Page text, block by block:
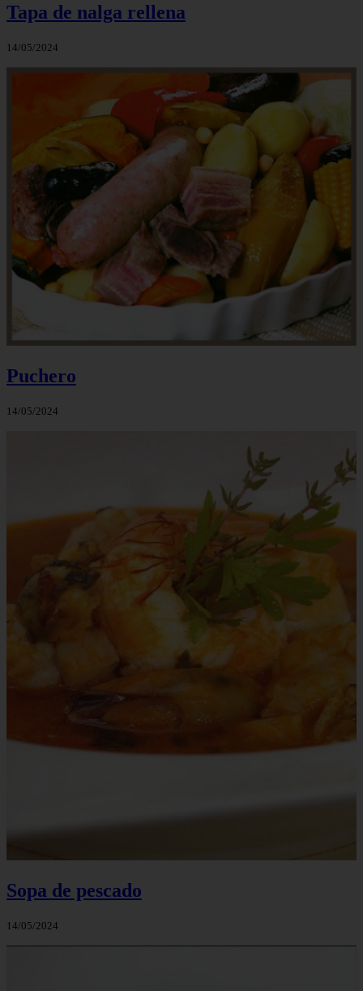
Tapa de nalga rellena
14/05/2024
Puchero
14/05/2024
Sopa de pescado
14/05/2024